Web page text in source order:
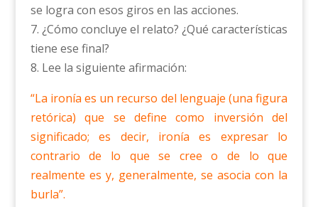
se logra con esos giros en las acciones.
7. ¿Cómo concluye el relato? ¿Qué características
tiene ese final?
8. Lee la siguiente afirmación:
“La ironía es un recurso del lenguaje (una figura
retórica) que se define como inversión del
significado; es decir, ironía es expresar lo
contrario de lo que se cree o de lo que
realmente es y, generalmente, se asocia con la
burla”.